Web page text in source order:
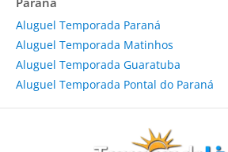
Aluguel Temporada Paraná
Aluguel Temporada Matinhos
Aluguel Temporada Guaratuba
Aluguel Temporada Pontal do Paraná